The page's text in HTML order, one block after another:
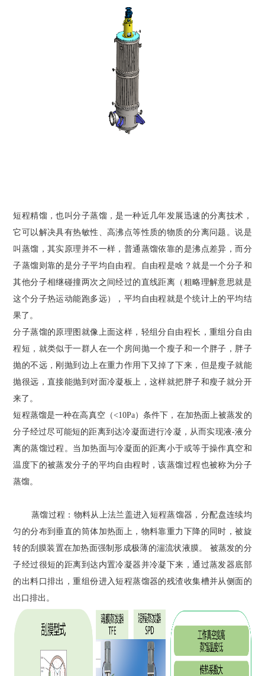
短程精馏，也叫分子蒸馏，是一种近几年发展迅速的分离技术，
它可以解决具有热敏性、高沸点等性质的物质的分离问题。说是
叫蒸馏，其实原理并不一样，普通蒸馏依靠的是沸点差异，而分
子蒸馏则靠的是分子平均自由程。自由程是啥？就是一个分子和
其他分子相继碰撞两次之间经过的直线距离（粗略理解意思就是
这个分子热运动能跑多远），平均自由程就是个统计上的平均结
果了。
分子蒸馏的原理图就像上面这样，轻组分自由程长，重组分自由
程短，就类似于一群人在一个房间抛一个瘦子和一个胖子，胖子
抛的不远，刚抛到边上在重力作用下又掉了下来，但是瘦子就能
抛很远，直接能抛到对面冷凝板上，这样就把胖子和瘦子就分开
来了。
短程蒸馏是一种在高真空（<10Pa）条件下，在加热面上被蒸发的
分子经过尽可能短的距离到达冷凝面进行冷凝，从而实现液-液分
离的蒸馏过程。当加热面与冷凝面的距离小于或等于操作真空和
温度下的被蒸发分子的平均自由程时，该蒸馏过程也被称为分子
蒸馏。
蒸馏过程：物料从上法兰盖进入短程蒸馏器，分配盘连续均
匀的分布到垂直的筒体加热面上，物料靠重力下降的同时，被旋
转的刮膜装置在加热面强制形成极薄的湍流状液膜。 被蒸发的分
子经过很短的距离到达内置冷凝器并冷凝下来，通过蒸发器底部
的出料口排出，重组份进入短程蒸馏器的残渣收集槽并从侧面的
出口排出。